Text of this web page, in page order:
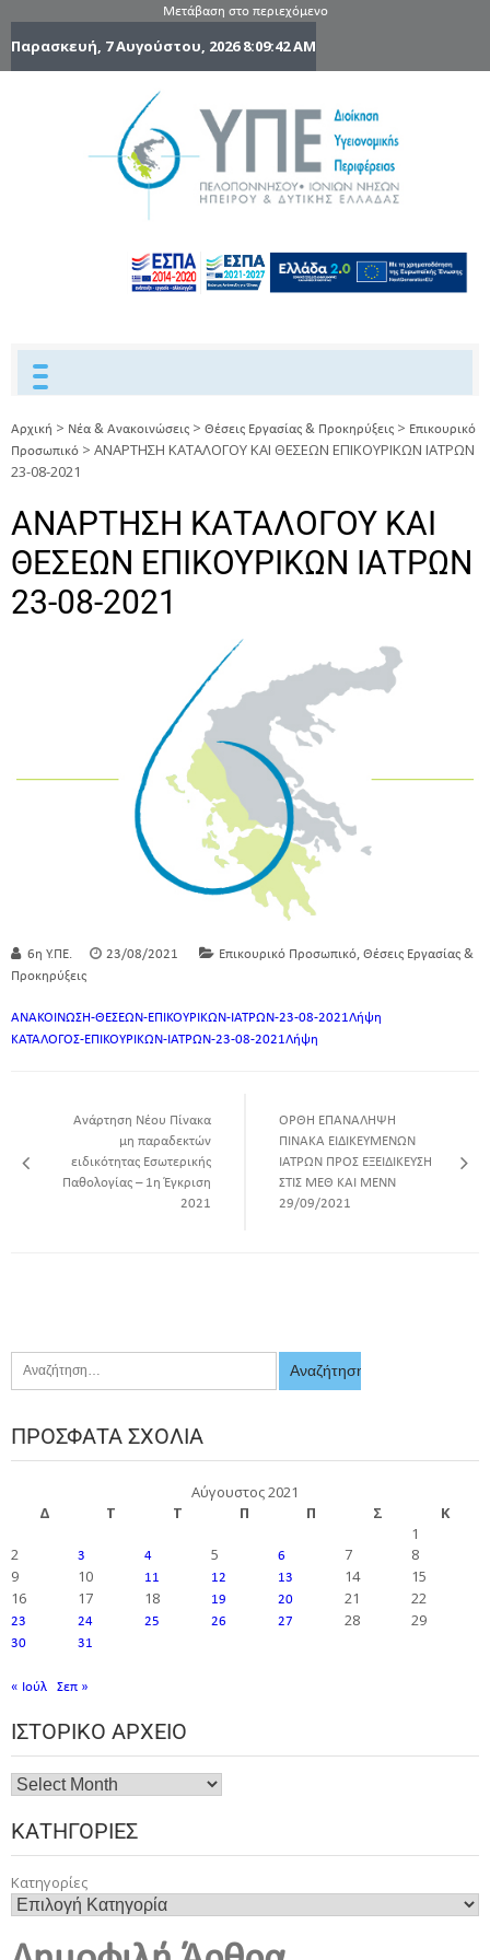
Μετάβαση στο περιεχόμενο
Παρασκευή, 7 Αυγούστου, 20268:09:43 AM
Ηπείρου
Δυτικής
Ελλάδας
Αρχική > Νέα & Ανακοινώσεις > Θέσεις Εργασίας & Προκηρύξεις > Επικουρικό
Προσωπικό > ΑΝΑΡΤΗΣΗ ΚΑΤΑΛΟΓΟΥ ΚΑΙ ΘΕΣΕΩΝ ΕΠΙΚΟΥΡΙΚΩΝ ΙΑΤΡΩΝ
23-08-2021
ΑΝΑΡΤΗΣΗ ΚΑΤΑΛΟΓΟΥ ΚΑΙ
ΘΕΣΕΩΝ ΕΠΙΚΟΥΡΙΚΩΝ ΙΑΤΡΩΝ
23-08-2021
6η Υ.ΠΕ. 23/08/2021 Επικουρικό Προσωπικό, Θέσεις Εργασίας &
Προκηρύξεις
ΑΝΑΚΟΙΝΩΣΗ-ΘΕΣΕΩΝ-ΕΠΙΚΟΥΡΙΚΩΝ-ΙΑΤΡΩΝ-23-08-2021Λήψη
ΚΑΤΑΛΟΓΟΣ-ΕΠΙΚΟΥΡΙΚΩΝ-ΙΑΤΡΩΝ-23-08-2021Λήψη
Ανάρτηση Νέου Πίνακα
μη παραδεκτών
ειδικότητας Εσωτερικής
Παθολογίας – 1η Έγκριση
2021
ΟΡΘΗ ΕΠΑΝΑΛΗΨΗ
ΠΙΝΑΚΑ ΕΙΔΙΚΕΥΜΕΝΩΝ
ΙΑΤΡΩΝ ΠΡΟΣ ΕΞΕΙΔΙΚΕΥΣΗ
ΣΤΙΣ ΜΕΘ ΚΑΙ ΜΕΝΝ
29/09/2021
ΠΡΌΣΦΑΤΑ ΣΧΌΛΙΑ
Αύγουστος 2021
Δ
Τ Τ Π Π Σ
Κ
1
2
3 4 5 6 7
8
9
10 11 12 13 14
15
16
17 18 19 20 21 22
23 24 25 26 27 28 29
30 31
« Ιούλ Σεπ »
ΙΣΤΟΡΙΚΌ ΑΡΧΕΊΟ
ΚΑΤΗΓΟΡΊΕΣ
Κατηγορίες